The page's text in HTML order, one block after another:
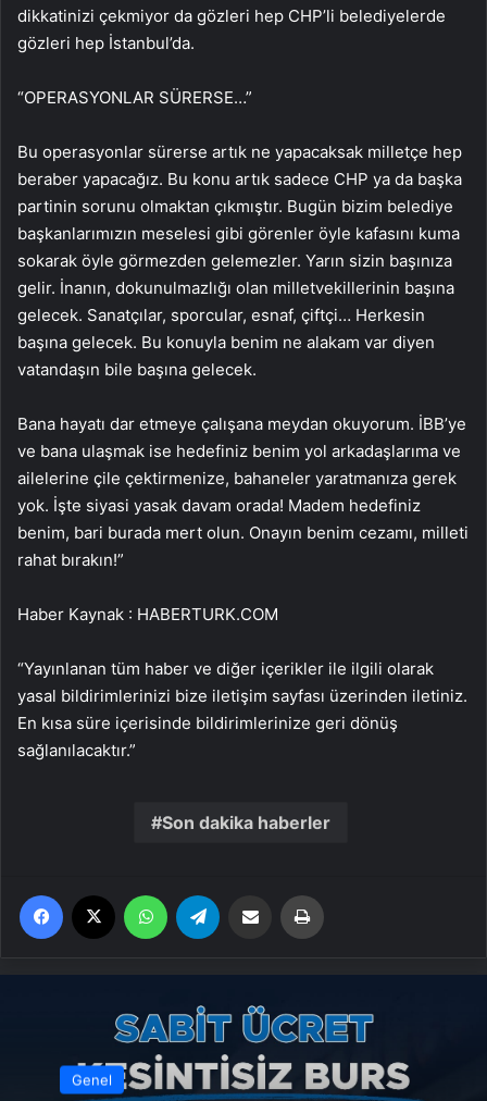
dikkatinizi çekmiyor da gözleri hep CHP’li belediyelerde
gözleri hep İstanbul’da.
“OPERASYONLAR SÜRERSE…”
Bu operasyonlar sürerse artık ne yapacaksak milletçe hep
beraber yapacağız. Bu konu artık sadece CHP ya da başka
partinin sorunu olmaktan çıkmıştır. Bugün bizim belediye
başkanlarımızın meselesi gibi görenler öyle kafasını kuma
sokarak öyle görmezden gelemezler. Yarın sizin başınıza
gelir. İnanın, dokunulmazlığı olan milletvekillerinin başına
gelecek. Sanatçılar, sporcular, esnaf, çiftçi… Herkesin
başına gelecek. Bu konuyla benim ne alakam var diyen
vatandaşın bile başına gelecek.
Bana hayatı dar etmeye çalışana meydan okuyorum. İBB’ye
ve bana ulaşmak ise hedefiniz benim yol arkadaşlarıma ve
ailelerine çile çektirmenize, bahaneler yaratmanıza gerek
yok. İşte siyasi yasak davam orada! Madem hedefiniz
benim, bari burada mert olun. Onayın benim cezamı, milleti
rahat bırakın!”
Haber Kaynak : HABERTURK.COM
“Yayınlanan tüm haber ve diğer içerikler ile ilgili olarak
yasal bildirimlerinizi bize iletişim sayfası üzerinden iletiniz.
En kısa süre içerisinde bildirimlerinize geri dönüş
sağlanılacaktır.”
Son dakika haberler
Facebook WhatsApp Email'den paylaş
Genel